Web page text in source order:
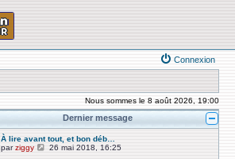
Connexion
Nous sommes le 8 août 2026, 19:00
Dernier message
À lire avant tout, et bon déb…
parziggy
V26 mai 2018, 16:25